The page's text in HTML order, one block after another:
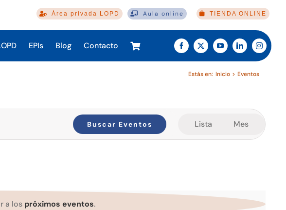
Área privada LOPD Aula online TIENDA ONLINE
EPIs Blog Contacto
Estás en: Inicio Eventos
a los próximos eventos.
Buscar Eventos
Navegación
vistas
Lista Mes